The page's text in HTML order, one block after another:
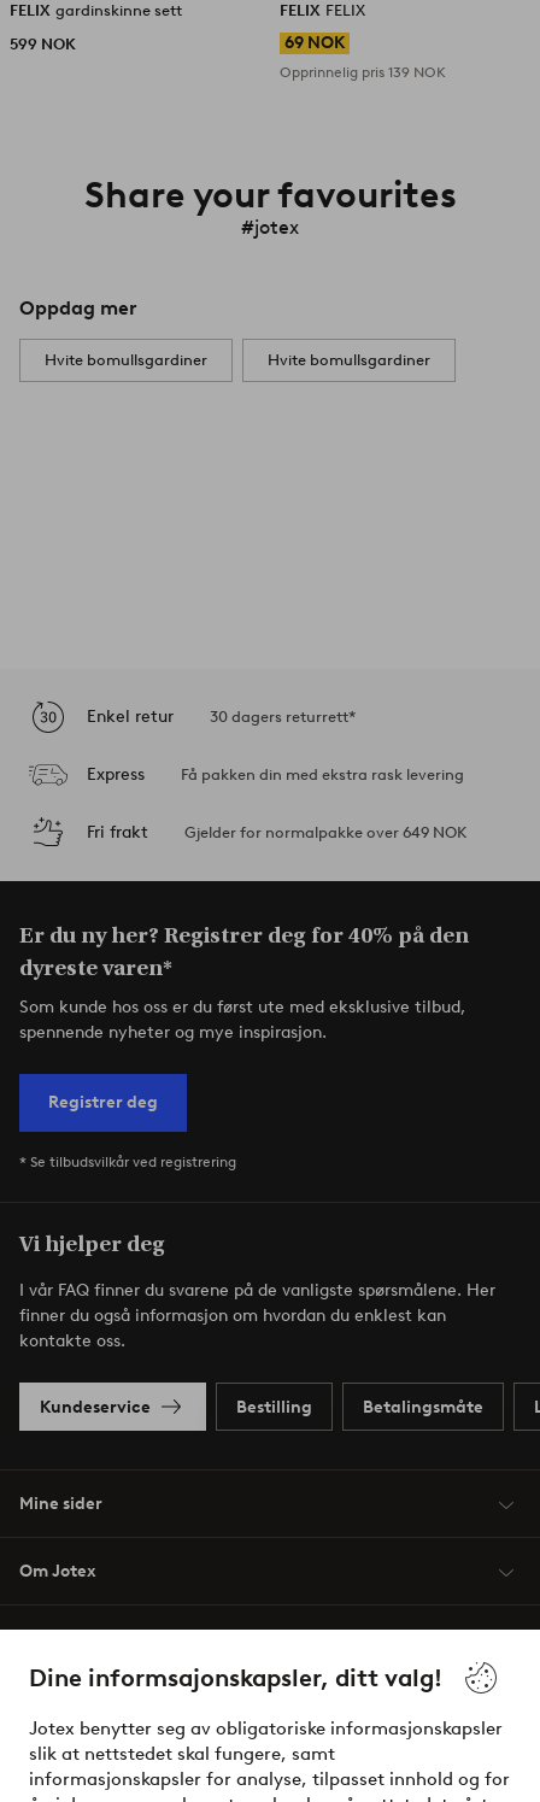
Dine informsajonskapsler, ditt valg!
Jotex benytter seg av obligatoriske informasjonskapsler
slik at nettstedet skal fungere, samt
informasjonskapsler for analyse, tilpasset innhold og for
FELIX gardinskinne sett
599 NOK
FELIX FELIX
69 NOK
Opprinnelig pris 139 NOK
Share your favourites
#jotex
Oppdag mer
Hvite bomullsgardiner Hvite bomullsgardiner
Enkel retur 30 dagers returrett*
Express Få pakken din med ekstra rask levering
Fri frakt Gjelder for normalpakke over 649 NOK
Er du ny her? Registrer deg for 40% på den
dyreste varen*
Som kunde hos oss er du først ute med eksklusive tilbud,
spennende nyheter og mye inspirasjon.
Registrer deg
* Se tilbudsvilkår ved registrering
Vi hjelper deg
I vår FAQ finner du svarene på de vanligste spørsmålene. Her
finner du også informasjon om hvordan du enklest kan
kontakte oss.
Kundeservice Bestilling Betalingsmåte
Mine sider
Om Jotex
Venner